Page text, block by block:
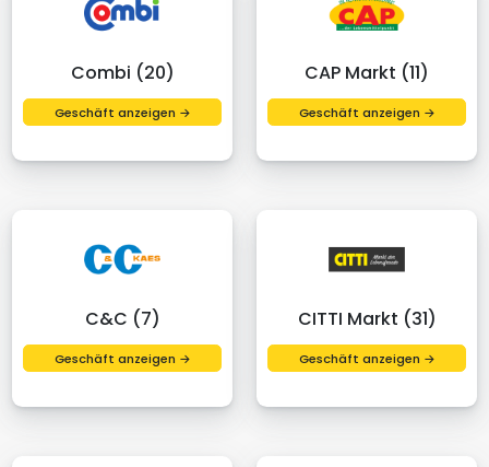
Combi (20)
Geschäft anzeigen →
CAP Markt (11)
Geschäft anzeigen →
C&C (7)
Geschäft anzeigen →
CITTI Markt (31)
Geschäft anzeigen →